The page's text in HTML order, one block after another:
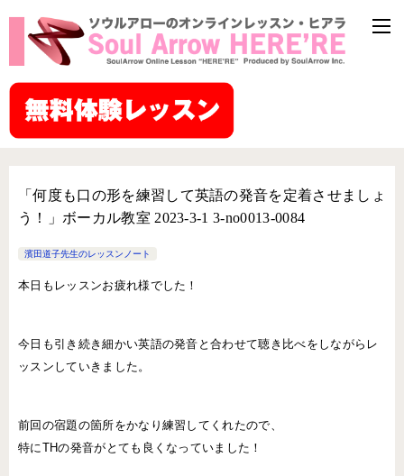
「何度も口の形を練習して英語の発音を定着させましょ
う！」ボーカル教室 2023-3-1 3-­no0013-­0084
濱田道子先生のレッスンノート
本日もレッスンお疲れ様でした！
今日も引き続き細かい英語の発音と合わせて聴き比べをしながらレ
ッスンしていきました。
前回の宿題の箇所をかなり練習してくれたので、
特にTHの発音がとても良くなっていました！